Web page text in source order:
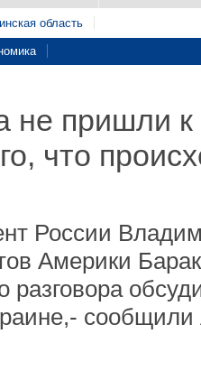
область
не пришли
что
России
Америки
разговора